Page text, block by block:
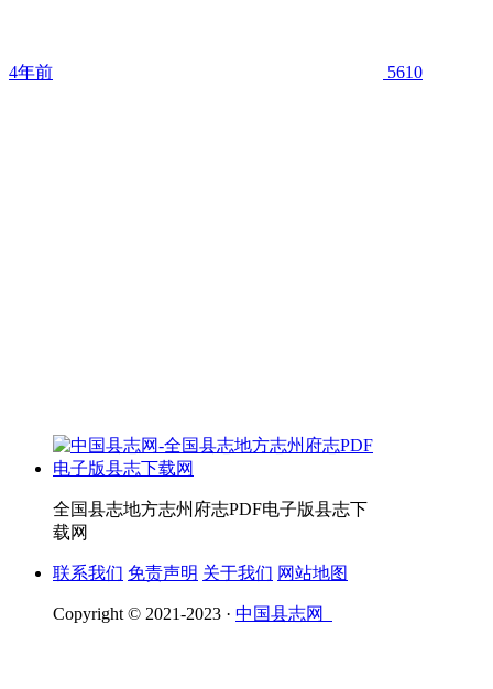
4年前 5610
全国县志地方志州府志PDF电子版县志下
载网
联系我们 免责声明 关于我们 网站地图
Copyright © 2021-2023 · 中国县志网